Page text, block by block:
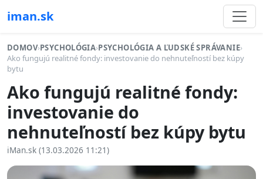
iman.sk
DOMOV›PSYCHOLÓGIA›PSYCHOLÓGIA A ĽUDSKÉ SPRÁVANIE›
Ako fungujú realitné fondy: investovanie do nehnuteľností bez kúpy
bytu
Ako fungujú realitné fondy:
investovanie do
nehnuteľností bez kúpy bytu
iMan.sk (13.03.2026 11:21)